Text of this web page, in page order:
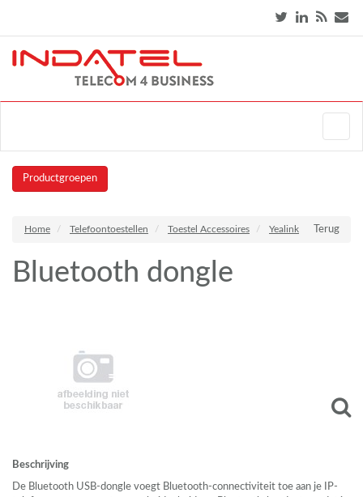
Productgroepen
Terug
Home Telefoontoestellen Toestel Accessoires Yealink
Bluetooth dongle
Beschrijving
De Bluetooth USB-dongle voegt Bluetooth-connectiviteit toe aan je IP-